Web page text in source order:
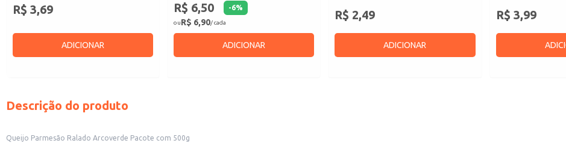
R$ 3,69
ADICIONAR
R$ 6,50 -6%
ouR$ 6,90/ cada
ADICIONAR
R$ 2,49
ADICIONAR
R$ 3,99
Descrição do produto
Queijo Parmesão Ralado Arcoverde Pacote com 500g